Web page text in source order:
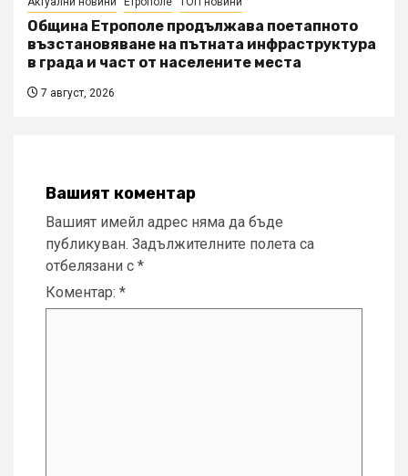
Община Етрополе продължава поетапното
възстановяване на пътната инфраструктура
в града и част от населените места
7 август, 2026
Вашият коментар
Вашият имейл адрес няма да бъде
публикуван. Задължителните полета са
отбелязани с *
Коментар: *